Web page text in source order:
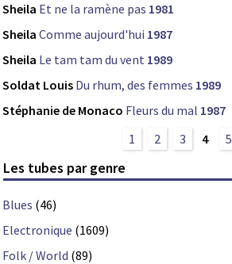
Sheila Et ne la ramène pas 1981
Sheila Comme aujourd'hui 1987
Sheila Le tam tam du vent 1989
Soldat Louis Du rhum, des femmes 1989
Stéphanie de Monaco Fleurs du mal 1987
1
2 3 4 5
Les tubes par genre
Blues (46)
Electronique (1609)
Folk / World (89)